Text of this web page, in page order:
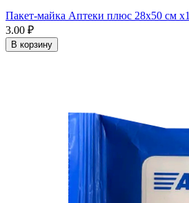
Пакет-майка Аптеки плюс 28х50 см x1
3.00 ₽
В корзину